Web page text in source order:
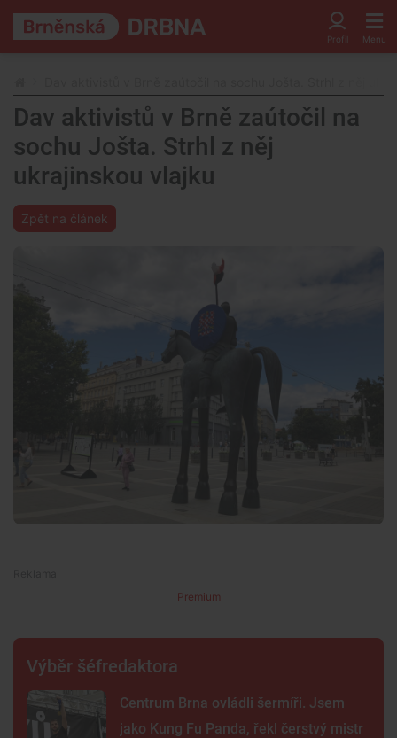
Dav aktivistů v Brně zaútočil na
sochu Jošta. Strhl z něj
ukrajinskou vlajku
Zpět na článek
Premium
Výběr šéfredaktora
Centrum Brna ovládli šermíři. Jsem
jako Kung Fu Panda, řekl čerstvý mistr